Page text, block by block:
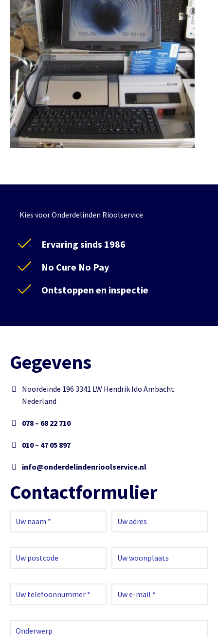
Kies voor Onderdelinden Rioolservice
Ervaring sinds 1986
No Cure No Pay
Ontstoppen en inspectie
Gegevens
Noordeinde 196 3341 LW Hendrik Ido Ambacht
Nederland
078 – 68 22 710
010 – 47 05 897
info@onderdelindenrioolservice.nl
Contactformulier